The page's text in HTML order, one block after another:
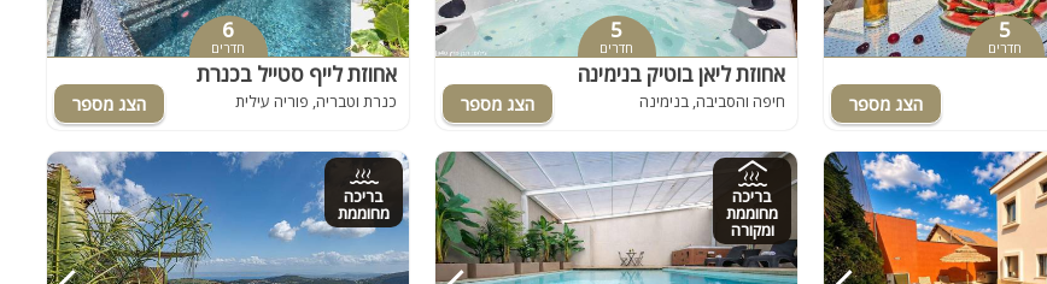
5
חדרים
5
חדרים
אחוזת ליאן בוטיק בנימינה
חיפה והסביבה, בנימינה
6
חדרים
אחוזת לייף סטייל בכנרת
כנרת וטבריה, פוריה עילית
בריכה
מחוממת
ומקורה
בריכה
מחוממת